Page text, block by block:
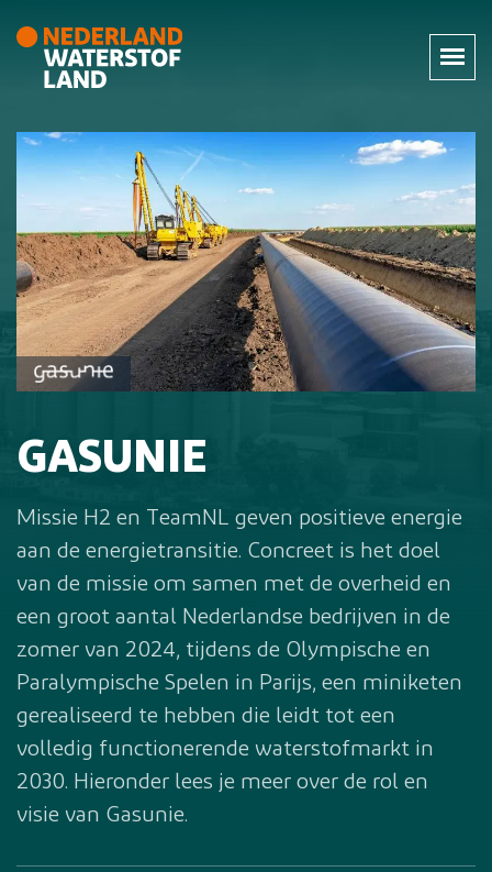
GASUNIE
Missie H2 en TeamNL geven positieve energie
aan de energietransitie. Concreet is het doel
van de missie om samen met de overheid en
een groot aantal Nederlandse bedrijven in de
zomer van 2024, tijdens de Olympische en
Paralympische Spelen in Parijs, een miniketen
gerealiseerd te hebben die leidt tot een
volledig functionerende waterstofmarkt in
2030. Hieronder lees je meer over de rol en
visie van Gasunie.